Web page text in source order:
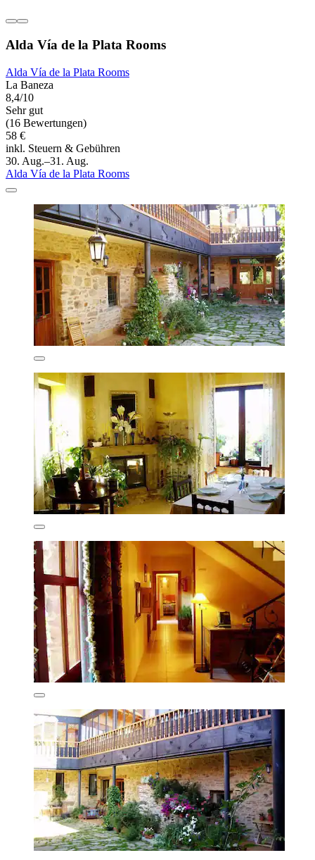
Alda Vía de la Plata Rooms
Alda Vía de la Plata Rooms
La Baneza
8,4/10
Sehr gut
(16 Bewertungen)
58 €
inkl. Steuern & Gebühren
30. Aug.–31. Aug.
Alda Vía de la Plata Rooms